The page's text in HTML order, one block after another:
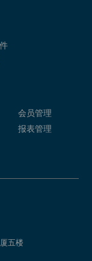
会员管理
报表管理
五楼